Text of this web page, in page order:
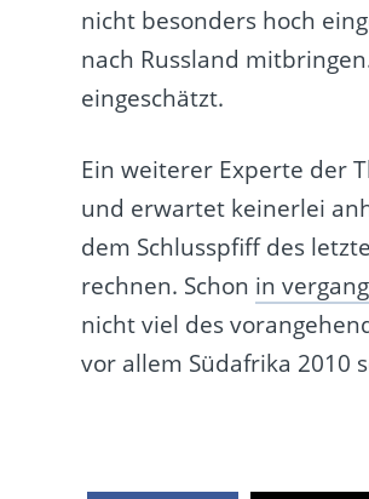
nicht besonders hoch
nach Russland
eingeschätzt.
Ein weiterer Experte der
und erwartet keinerlei
dem Schlusspfiff des
rechnen. Schon in
nicht viel des
vor allem Südafrika 2010